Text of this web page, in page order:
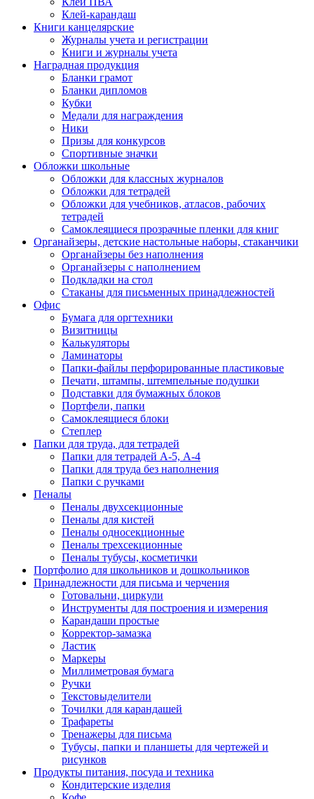
Клей-карандаш
Книги канцелярские
Журналы учета и регистрации
Книги и журналы учета
Наградная продукция
Бланки грамот
Бланки дипломов
Кубки
Медали для награждения
Ники
Призы для конкурсов
Спортивные значки
Обложки школьные
Обложки для классных журналов
Обложки для тетрадей
Обложки для учебников, атласов, рабочих
тетрадей
Самоклеящиеся прозрачные пленки для книг
Органайзеры, детские настольные наборы, стаканчики
Органайзеры без наполнения
Органайзеры с наполнением
Подкладки на стол
Стаканы для письменных принадлежностей
Офис
Бумага для оргтехники
Визитницы
Калькуляторы
Ламинаторы
Папки-файлы перфорированные пластиковые
Печати, штампы, штемпельные подушки
Подставки для бумажных блоков
Портфели, папки
Самоклеящиеся блоки
Степлер
Папки для труда, для тетрадей
Папки для тетрадей А-5, А-4
Папки для труда без наполнения
Папки с ручками
Пеналы
Пеналы двухсекционные
Пеналы для кистей
Пеналы односекционные
Пеналы трехсекционные
Пеналы тубусы, косметички
Портфолио для школьников и дошкольников
Принадлежности для письма и черчения
Готовальни, циркули
Инструменты для построения и измерения
Карандаши простые
Корректор-замазка
Ластик
Маркеры
Миллиметровая бумага
Ручки
Текстовыделители
Точилки для карандашей
Трафареты
Тренажеры для письма
Тубусы, папки и планшеты для чертежей и
рисунков
Продукты питания, посуда и техника
Кондитерские изделия